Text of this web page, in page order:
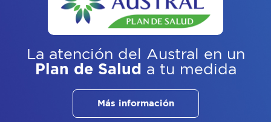
La atención del Austral
en un
Plan de Salud a tu medida
Más información